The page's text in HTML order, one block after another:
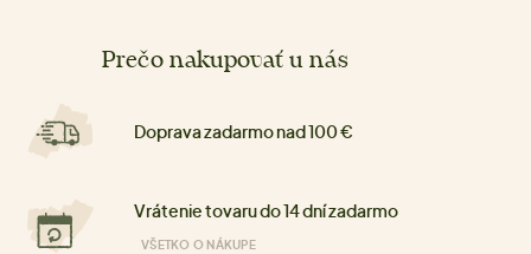
Prečo nakupovať u nás
Doprava zadarmo nad 100 €
Vrátenie tovaru do 14 dní zadarmo
VŠETKO O NÁKUPE